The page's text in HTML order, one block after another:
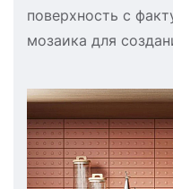
поверхность с
мозаика для